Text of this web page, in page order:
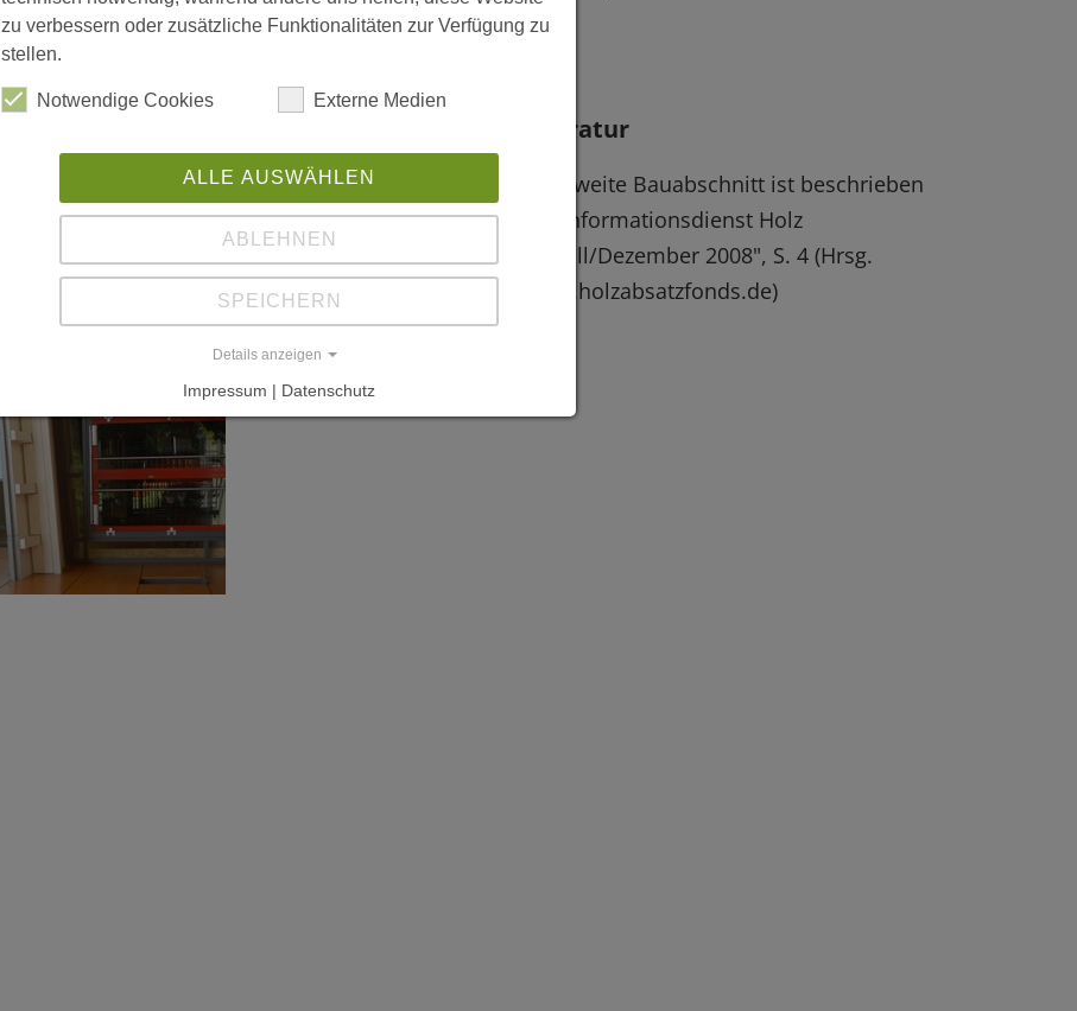
Literatur
Der zweite Bauabschnitt ist beschrieben
in: "Informationsdienst Holz
aktuell/Dezember 2008", S. 4 (Hrsg.
www.holzabsatzfonds.de)
zu verbessern oder zusätzliche Funktionalitäten zur Verfügung zu
stellen.
Notwendige Cookies Externe Medien
ALLE AUSWÄHLEN
ABLEHNEN
SPEICHERN
Details anzeigen
Impressum | Datenschutz